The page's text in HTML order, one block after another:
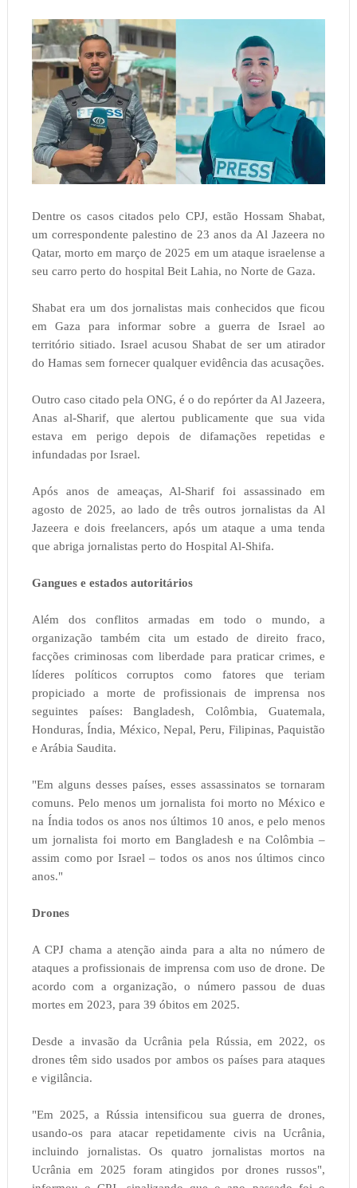
Dentre os casos citados pelo CPJ, estão Hossam Shabat,
um correspondente palestino de 23 anos da Al Jazeera no
Qatar, morto em março de 2025 em um ataque israelense a
seu carro perto do hospital Beit Lahia, no Norte de Gaza.
Shabat era um dos jornalistas mais conhecidos que ficou
em Gaza para informar sobre a guerra de Israel ao
território sitiado. Israel acusou Shabat de ser um atirador
do Hamas sem fornecer qualquer evidência das acusações.
Outro caso citado pela ONG, é o do repórter da Al Jazeera,
Anas al-Sharif, que alertou publicamente que sua vida
estava em perigo depois de difamações repetidas e
infundadas por Israel.
Após anos de ameaças, Al-Sharif foi assassinado em
agosto de 2025, ao lado de três outros jornalistas da Al
Jazeera e dois freelancers, após um ataque a uma tenda
que abriga jornalistas perto do Hospital Al-Shifa.
Gangues e estados autoritários
Além dos conflitos armadas em todo o mundo, a
organização também cita um estado de direito fraco,
facções criminosas com liberdade para praticar crimes, e
líderes políticos corruptos como fatores que teriam
propiciado a morte de profissionais de imprensa nos
seguintes países: Bangladesh, Colômbia, Guatemala,
Honduras, Índia, México, Nepal, Peru, Filipinas, Paquistão
e Arábia Saudita.
"Em alguns desses países, esses assassinatos se tornaram
comuns. Pelo menos um jornalista foi morto no México e
na Índia todos os anos nos últimos 10 anos, e pelo menos
um jornalista foi morto em Bangladesh e na Colômbia –
assim como por Israel – todos os anos nos últimos cinco
anos."
Drones
A CPJ chama a atenção ainda para a alta no número de
ataques a profissionais de imprensa com uso de drone. De
acordo com a organização, o número passou de duas
mortes em 2023, para 39 óbitos em 2025.
Desde a invasão da Ucrânia pela Rússia, em 2022, os
drones têm sido usados por ambos os países para ataques
e vigilância.
"Em 2025, a Rússia intensificou sua guerra de drones,
usando-os para atacar repetidamente civis na Ucrânia,
incluindo jornalistas. Os quatro jornalistas mortos na
Ucrânia em 2025 foram atingidos por drones russos",